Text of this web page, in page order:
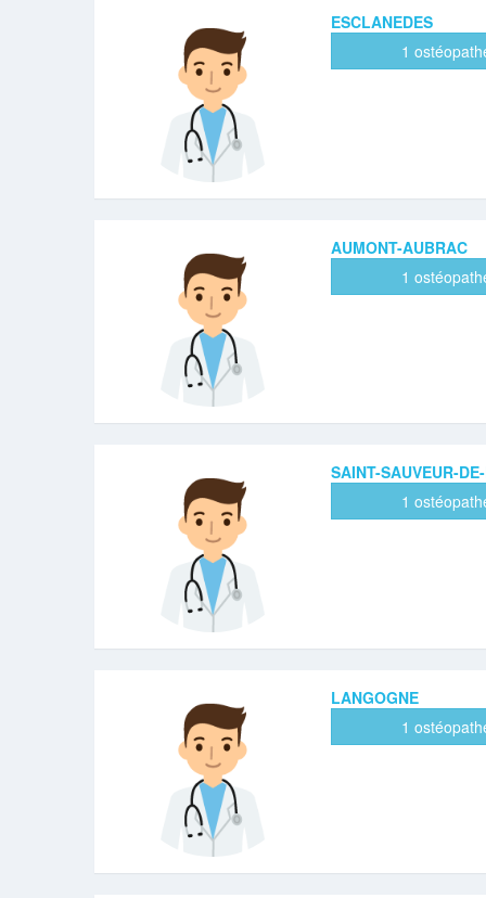
ESCLANEDES
1
AUMONT-AUBRAC
1
SAINT-SAUVEUR-
1
LANGOGNE
1